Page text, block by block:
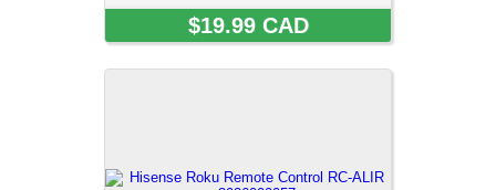
$19.99 CAD